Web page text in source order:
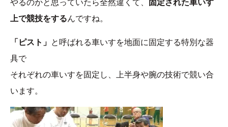
やるのかと思っていたら全然違くて、
固定された車いす
上で競技をするんですね。
「ピスト」 と呼ばれる車いすを地面に固定する特別な器
具で
それぞれの車いすを固定し、上半身や腕の技術で競い合
います。